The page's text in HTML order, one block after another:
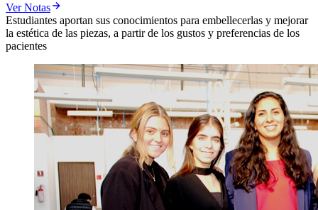
Ver Notas
Estudiantes aportan sus conocimientos para embellecerlas y mejorar
la estética de las piezas, a partir de los gustos y preferencias de los
pacientes